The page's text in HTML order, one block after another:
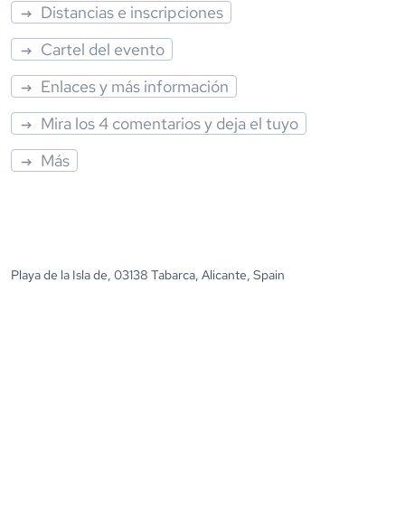
Distancias e inscripciones
Cartel del evento
Enlaces y más información
Mira los 4 comentarios y deja el tuyo
Más
Playa de la Isla de, 03138 Tabarca, Alicante, Spain